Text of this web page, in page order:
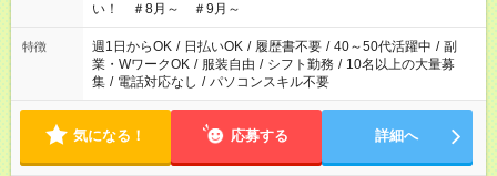
い！ ＃8月～ ＃9月～
特徴 週1日からOK / 日払いOK / 履歴書不要 / 40～50代活躍中 / 副
業・WワークOK / 服装自由 / シフト勤務 / 10名以上の大量募
集 / 電話対応なし / パソコンスキル不要
気になる！ 応募する 詳細へ